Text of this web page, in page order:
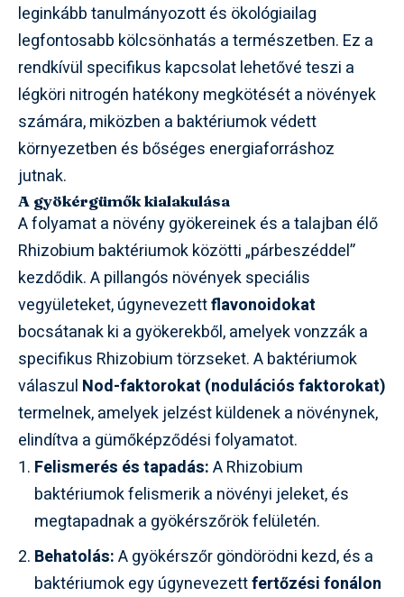
leginkább tanulmányozott és ökológiailag
legfontosabb kölcsönhatás a természetben. Ez a
rendkívül specifikus kapcsolat lehetővé teszi a
légköri nitrogén hatékony megkötését a növények
számára, miközben a baktériumok védett
környezetben és bőséges energiaforráshoz
jutnak.
A gyökérgümők kialakulása
A folyamat a növény gyökereinek és a talajban élő
Rhizobium baktériumok közötti „párbeszéddel”
kezdődik. A pillangós növények speciális
vegyületeket, úgynevezettflavonoidokat
bocsátanak ki a gyökerekből, amelyek vonzzák a
specifikus Rhizobium törzseket. A baktériumok
válaszul Nod-faktorokat (nodulációs faktorokat)
termelnek, amelyek jelzést küldenek a növénynek,
elindítva a gümőképződési folyamatot.
Felismerés és tapadás:A Rhizobium
baktériumok felismerik a növényi jeleket, és
megtapadnak a gyökérszőrök felületén.
Behatolás:A gyökérszőr göndörödni kezd, és a
baktériumok egy úgynevezettfertőzési fonálon